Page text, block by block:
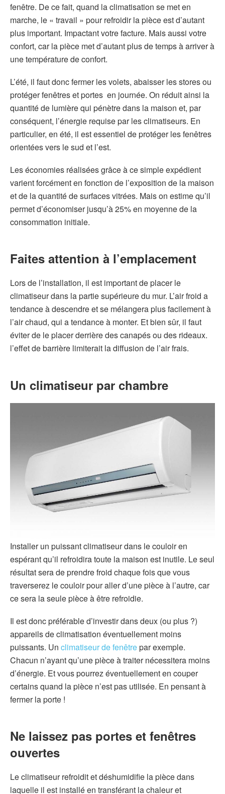
fenêtre. De ce fait, quand la climatisation se met en
marche, le « travail » pour refroidir la pièce est d’autant
plus important. Impactant votre facture. Mais aussi votre
confort, car la pièce met d’autant plus de temps à arriver à
une température de confort.
L’été, il faut donc fermer les volets, abaisser les stores ou
protéger fenêtres et portes en journée. On réduit ainsi la
quantité de lumière qui pénètre dans la maison et, par
conséquent, l’énergie requise par les climatiseurs. En
particulier, en été, il est essentiel de protéger les fenêtres
orientées vers le sud et l’est.
Les économies réalisées grâce à ce simple expédient
varient forcément en fonction de l’exposition de la maison
et de la quantité de surfaces vitrées. Mais on estime qu’il
permet d’économiser jusqu’à 25% en moyenne de la
consommation initiale.
Faites attention à l’emplacement
Lors de l’installation, il est important de placer le
climatiseur dans la partie supérieure du mur. L’air froid a
tendance à descendre et se mélangera plus facilement à
l’air chaud, qui a tendance à monter. Et bien sûr, il faut
éviter de le placer derrière des canapés ou des rideaux.
l’effet de barrière limiterait la diffusion de l’air frais.
Un climatiseur par chambre
Installer un puissant climatiseur dans le couloir en
espérant qu’il refroidira toute la maison est inutile. Le seul
résultat sera de prendre froid chaque fois que vous
traverserez le couloir pour aller d’une pièce à l’autre, car
ce sera la seule pièce à être refroidie.
Il est donc préférable d’investir dans deux (ou plus ?)
appareils de climatisation éventuellement moins
puissants. Un climatiseur de fenêtrepar exemple.
Chacun n’ayant qu’une pièce à traiter nécessitera moins
d’énergie. Et vous pourrez éventuellement en couper
certains quand la pièce n’est pas utilisée. En pensant à
fermer la porte !
Ne laissez pas portes et fenêtres
ouvertes
Le climatiseur refroidit et déshumidifie la pièce dans
laquelle il est installé en transférant la chaleur et